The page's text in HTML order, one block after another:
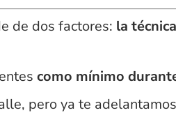
de dos factores: la
como mínimo
pero ya te